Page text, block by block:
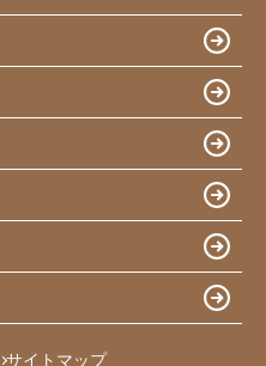
サイトマップ